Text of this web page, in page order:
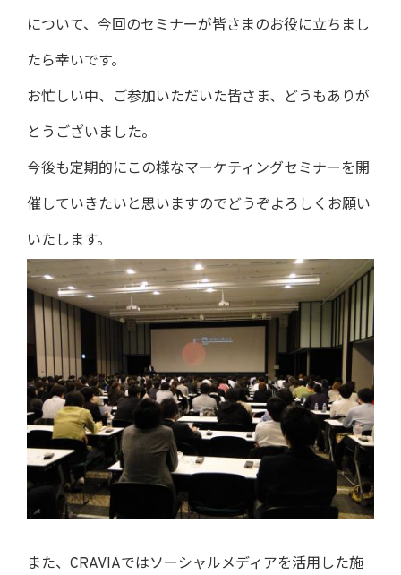
について、今回のセミナーが皆さまのお役に立ちまし
たら幸いです。
お忙しい中、ご参加いただいた皆さま、どうもありが
とうございました。
今後も定期的にこの様なマーケティングセミナーを開
催していきたいと思いますのでどうぞよろしくお願い
いたします。
また、CRAVIAではソーシャルメディアを活用した施